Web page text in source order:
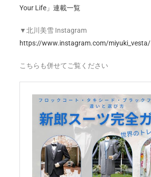
Your Life」連載一覧
▼北川美雪 Instagram
https://www.instagram.com/miyuki_vesta/
こちらも併せてご覧ください